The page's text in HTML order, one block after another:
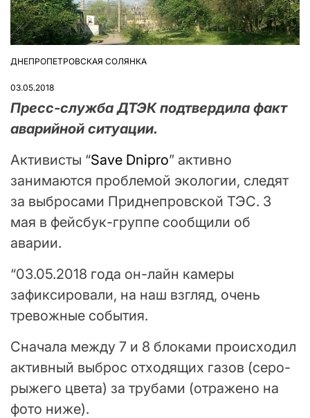
ОПУБЛІКУВАТИ
ДНЕПРОПЕТРОВСКАЯ СОЛЯНКА
03.05.2018
Пресс-служба ДТЭК подтвердила факт
аварийной ситуации.
Активисты “Save Dnipro” активно
занимаются проблемой экологии, следят
за выбросами Приднепровской ТЭС. 3
мая в фейсбук-группе сообщили об
аварии.
“03.05.2018 года он-лайн камеры
зафиксировали, на наш взгляд, очень
тревожные события.
Сначала между 7 и 8 блоками происходил
активный выброс отходящих газов (серо-
рыжего цвета) за трубами (отражено на
фото ниже).